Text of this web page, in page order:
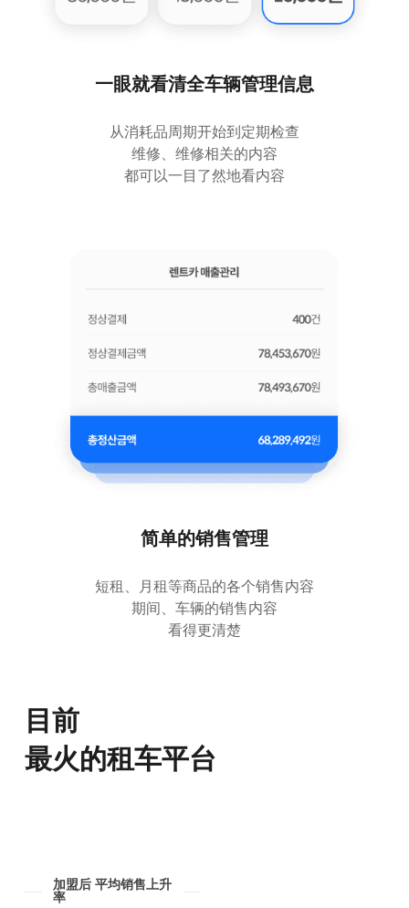
一眼就看清全车辆管理信息
从消耗品周期开始到定期检查
维修、维修相关的内容
都可以一目了然地看内容
简单的销售管理
短租、月租等商品的各个销售内容
期间、车辆的销售内容
看得更清楚
目前
最火的租车平台
加盟后 平均销售上升
率